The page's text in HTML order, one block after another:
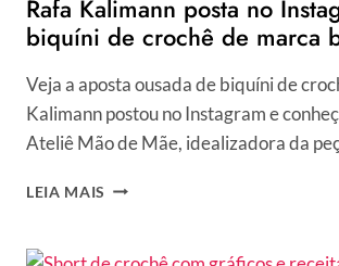
Rafa Kalimann posta no
biquíni de crochê de marca
Veja a aposta ousada de biquíni de
Kalimann postou no Instagram e
Ateliê Mão de Mãe, idealizadora da
LEIA MAIS RAFA